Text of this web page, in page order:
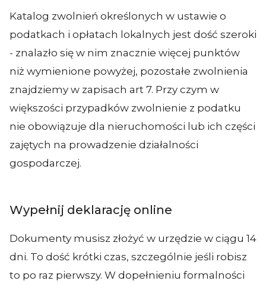
Katalog zwolnień określonych w ustawie o
podatkach i opłatach lokalnych jest dość szeroki
- znalazło się w nim znacznie więcej punktów
niż wymienione powyżej, pozostałe zwolnienia
znajdziemy w zapisach art 7. Przy czym w
większości przypadków zwolnienie z podatku
nie obowiązuje dla nieruchomości lub ich części
zajętych na prowadzenie działalności
gospodarczej.
Wypełnij deklarację online
Dokumenty musisz złożyć w urzędzie w ciągu 14
dni. To dość krótki czas, szczególnie jeśli robisz
to po raz pierwszy. W dopełnieniu formalności